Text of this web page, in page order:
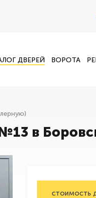
ДВЕРЕЙ ВОРОТА
в
стоимость